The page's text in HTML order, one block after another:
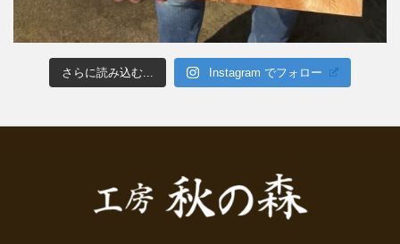
さらに読み込む... Instagram でフォロー